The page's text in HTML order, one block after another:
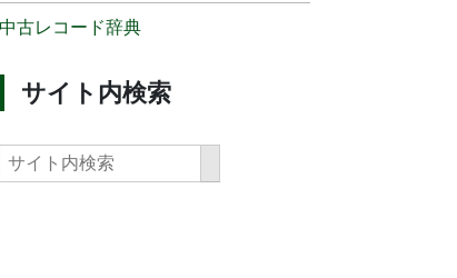
中古レコード辞典
サイト内検索